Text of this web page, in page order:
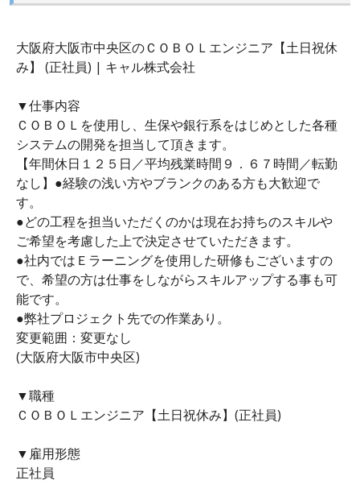
大阪府大阪市中央区のＣＯＢＯＬエンジニア【土日祝休
み】 (正社員) | キャル株式会社
▼仕事内容
ＣＯＢＯＬを使用し、生保や銀行系をはじめとした各種
システムの開発を担当して頂きます。
【年間休日１２５日／平均残業時間９．６７時間／転勤
なし】●経験の浅い方やブランクのある方も大歓迎で
す。
●どの工程を担当いただくのかは現在お持ちのスキルや
ご希望を考慮した上で決定させていただきます。
●社内ではＥラーニングを使用した研修もございますの
で、希望の方は仕事をしながらスキルアップする事も可
能です。
●弊社プロジェクト先での作業あり。
変更範囲：変更なし
(大阪府大阪市中央区)
▼職種
ＣＯＢＯＬエンジニア【土日祝休み】(正社員)
▼雇用形態
正社員